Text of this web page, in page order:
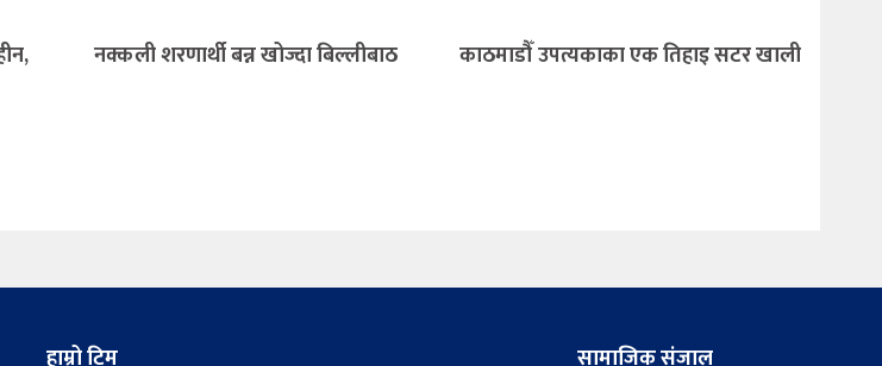
नक्कली शरणार्थी बन्न खोज्दा बिल्लीबाठ काठमाडौँ उपत्यकाका एक तिहाइ सटर खाली
हाम्रो टिम सामाजिक संजाल